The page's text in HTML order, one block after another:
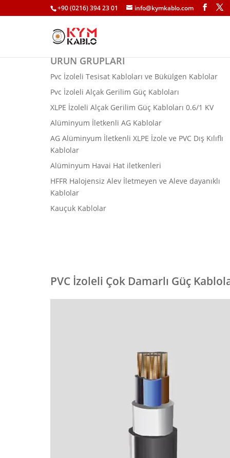
+90 (0216) 394 23 01 info@kymkablo.com
ÜRÜN GRUPLARI
Pvc İzoleli Tesisat Kabloları ve Bükülgen Kablolar
Pvc İzoleli Alçak Gerilim Güç Kabloları
XLPE İzoleli Alçak Gerilim Güç Kabloları 0.6/1 KV
Alüminyum İletkenli AG Kablolar
AG Alüminyum İletkenli XLPE İzole ve PVC Dış Kılıflı
Kablolar
Alüminyum Havai Hat iletkenleri
HFFR Halojensiz Alev İletmeyen ve Aleve dayanıklı
Kablolar
Kauçuk Kablolar
PVC İzoleli Çok Damarlı Güç